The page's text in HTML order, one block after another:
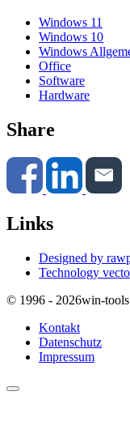
Windows 11
Windows 10
Windows
Office
Software
Hardware
Share
Links
Designed by
Technology
© 1996 - 2026win-
Kontakt
Datenschutz
Impressum